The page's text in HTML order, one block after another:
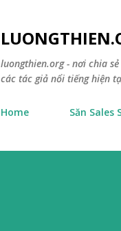
luongthien.org - nơi chia
các tác giả nổi tiếng hiện
Home Săn Sales